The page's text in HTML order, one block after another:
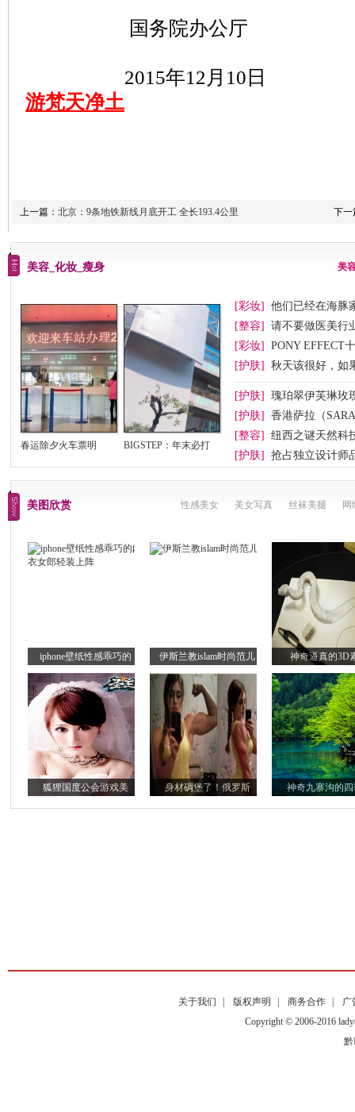
国务院办公厅
2015年12月10日
游梵天净土
上一篇： 北京：9条地铁新线月底开工 全长193.4公里 下一
美容_化妆_瘦身 美
春运除夕火车票明
BIGSTEP：年末必打
[彩妆]
他们已经在海豚
[整容]
请不要做医美行
[彩妆]
PONY EFFECT
节妆
[护肤] 秋天该很好，如
[护肤]
瑰珀翠伊芙琳玫
[护肤]
香港萨拉（
[整容]
纽西之谜天然科
[护肤]
抢占独立设计师
美图欣赏 性感美女 美女写真 丝袜美腿 网
iphone壁纸性感乖巧的 伊斯兰教islam时尚范儿 神奇逼真的3D
狐狸国度公会游戏美 身材碉堡了！俄罗斯 神奇九寨沟的
关于我们 版权声明 商务合作
广
Copyright © 2006-2016
黔